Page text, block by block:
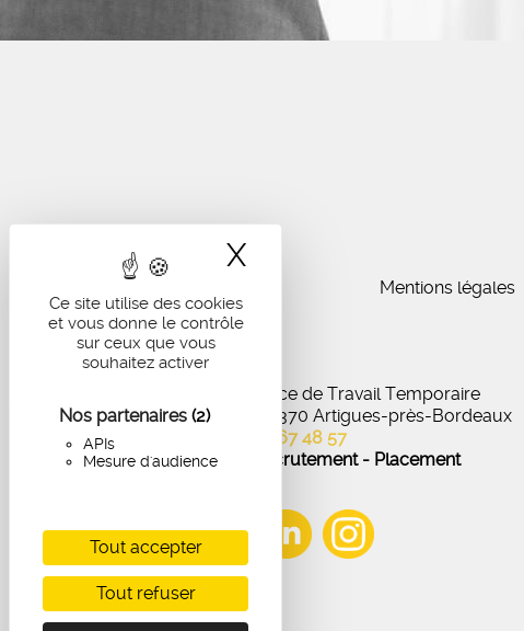
Ce site utilise des cookies
et vous donne le contrôle
sur ceux que vous
souhaitez activer
Nos partenaires (2)
APIs
Mesure d'audience
Tout accepter
Tout refuser
X
Mentions légales
IA Recrutement - Agence de Travail Temporaire
27 Avenue de Virecourt, 33370 Artigues-près-Bordeaux
05 56 67 48 57
Offres d'emploi - Recrutement - Placement